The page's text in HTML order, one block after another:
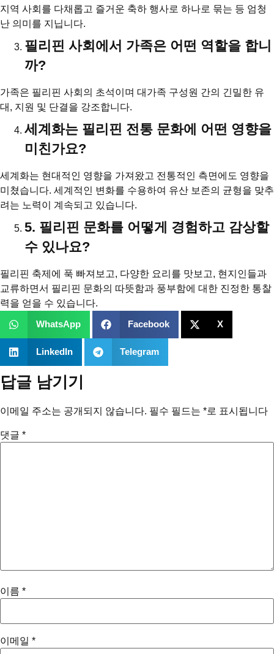
지역 사회를 다채롭고 즐거운 축하 행사로 하나로 묶는 등 엄청
난 의미를 지닙니다.
필리핀 사회에서 가족은 어떤 역할을 합니
까?
가족은 필리핀 사회의 초석이며 대가족 구성원 간의 긴밀한 유
대, 지원 및 단결을 강조합니다.
세계화는 필리핀 전통 문화에 어떤 영향을
미친가요?
세계화는 현대적인 영향을 가져왔고 전통적인 측면에도 영향을
미쳤습니다. 세계적인 변화를 수용하여 유산 보존의 균형을 맞추
려는 노력이 계속되고 있습니다.
5. 필리핀 문화를 어떻게 경험하고 감상할
수 있나요?
필리핀 축제에 푹 빠져보고, 다양한 요리를 맛보고, 현지인들과
교류하면서 필리핀 문화의 따뜻함과 풍부함에 대한 진정한 통찰
력을 얻을 수 있습니다.
WhatsApp Facebook X
LinkedIn Telegram
답글 남기기
이메일 주소는 공개되지 않습니다. 필수 필드는 *로 표시됩니다
댓글 *
이름 *
이메일 *